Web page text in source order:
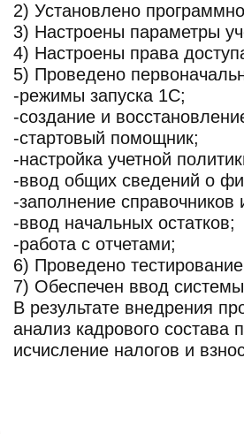
2) Установлено
3) Настроены параметры
4) Настроены права
5) Проведено
-режимы запуска 1С;
-создание и
-стартовый помощник;
-настройка учетной
-ввод общих сведений о
-заполнение справочников
-ввод начальных остатков;
-работа с отчетами;
6) Проведено
7) Обеспечен ввод
В результате внедрения
анализ кадрового состава
исчисление налогов и